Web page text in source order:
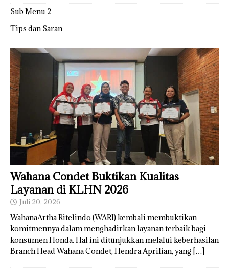
Sub Menu 2
Tips dan Saran
Wahana Condet Buktikan Kualitas
Layanan di KLHN 2026
Juli 20, 2026
WahanaArtha Ritelindo (WARI) kembali membuktikan
komitmennya dalam menghadirkan layanan terbaik bagi
konsumen Honda. Hal ini ditunjukkan melalui keberhasilan
Branch Head Wahana Condet, Hendra Aprilian, yang […]